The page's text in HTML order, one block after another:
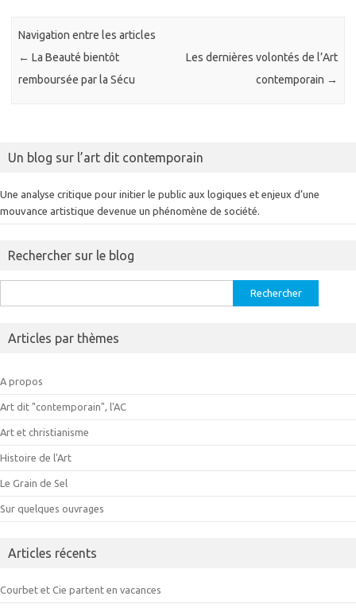
Navigation entre les articles
← La Beauté bientôt
remboursée par la Sécu
Les dernières volontés de l’Art
contemporain →
Un blog sur l’art dit contemporain
Une analyse critique pour initier le public aux logiques et enjeux d’une
mouvance artistique devenue un phénomène de société.
Rechercher sur le blog
Articles par thèmes
A propos
Art dit "contemporain", l'AC
Art et christianisme
Histoire de l'Art
Le Grain de Sel
Sur quelques ouvrages
Articles récents
Courbet et Cie partent en vacances